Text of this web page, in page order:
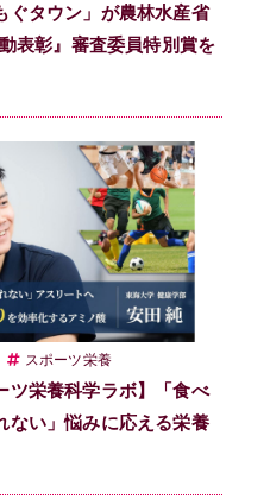
ぐタウン」が農林水産省
表彰』審査委員特別賞を
スポーツ栄養
ツ栄養科学ラボ】「食べ
ない」悩みに応える栄養